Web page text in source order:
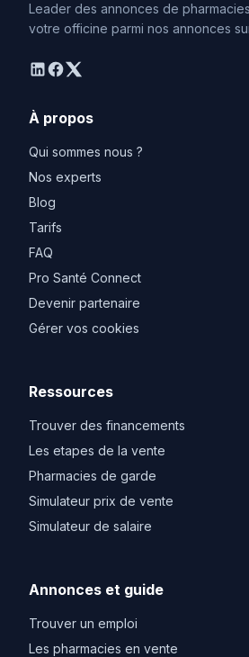
Leader des annonces de
votre officine parmi nos annonces
linkedin
facebook
twitter
À propos
Qui sommes nous ?
Nos experts
Blog
Tarifs
FAQ
Pro Santé Connect
Devenir partenaire
Gérer vos cookies
Ressources
Trouver des financements
Les etapes de la vente
Pharmacies de garde
Simulateur prix de vente
Simulateur de salaire
Annonces et guide
Trouver un emploi
Les pharmacies en vente